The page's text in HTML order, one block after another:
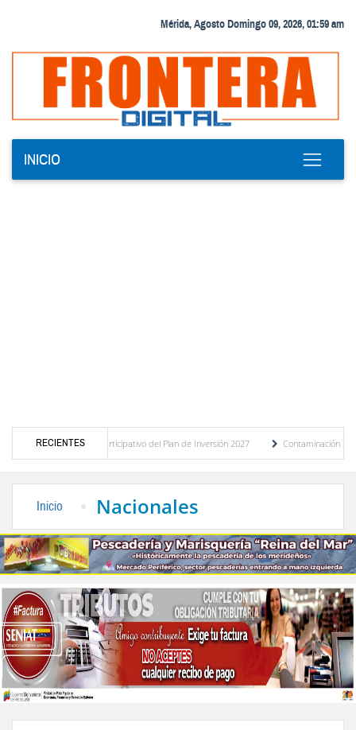
Mérida, Agosto Domingo 09, 2026, 01:59 am
INICIO
RECIENTES
participativo del Plan de Inversión 2027
Contaminación y
Inicio Nacionales